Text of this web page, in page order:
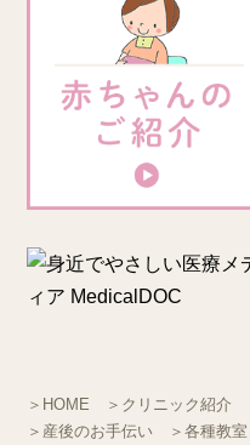
＞HOME ＞クリニック紹介
＞産後のお手伝い
＞各種教室